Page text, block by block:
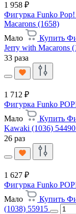
1 958 ₽
Фигурка Funko
Macarons (1658)
Мало
Купить
Jerry with Macarons
33 раза
1 712 ₽
Фигурка Funko
Мало
Купить
Kawaki (1036) 54490
26 раз
1 627 ₽
Фигурка Funko
Мало
Купить
(1038) 55915